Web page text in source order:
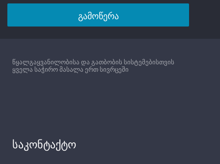
გამოწერა
წყალგაყვანილობისა და გათბობის სისტემებისთვის
ყველა საჭირო მასალა ერთ სივრცეში
საკონტაქტო